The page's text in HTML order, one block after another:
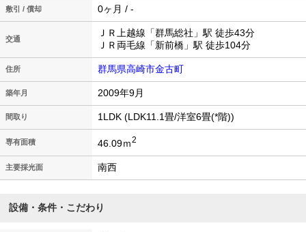
敷引 / 償却 0ヶ月 / -
交通
ＪＲ上越線「群馬総社」駅 徒歩43分
ＪＲ両毛線「新前橋」駅 徒歩104分
住所 群馬県高崎市金古町
築年月 2009年9月
間取り 1LDK (LDK11.1畳/洋室6畳(*階))
専有面積 46.09ｍ2
主要採光面 南西
設備・条件・こだわり